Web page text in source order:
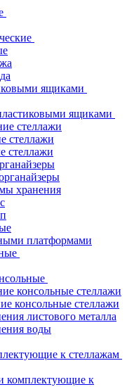
ящиками
ящиками
стеллажи
стеллажи
стеллажи
хранения
платформами
консольные стеллажи
консольные стеллажи
листового металла
воды
к стеллажам
комплектующие к